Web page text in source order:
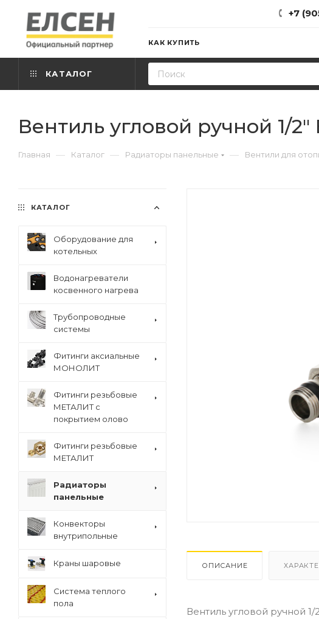
+7
КАК КУПИТЬ
КАТАЛОГ
Вентиль угловой ручной 1/
Главная — Каталог — Радиаторы панельные — Вентили для
ОПИСАНИЕ
Вентиль угловой ручной
КАТАЛОГ
Оборудование для
котельных
Водонагреватели
косвенного нагрева
Трубопроводные
системы
Фитинги аксиальные
МОНОЛИТ
Фитинги резьбовые
МЕТАЛИТ с
покрытием олово
Фитинги резьбовые
МЕТАЛИТ
Радиаторы
панельные
Конвекторы
внутрипольные
Краны шаровые
Система теплого
пола